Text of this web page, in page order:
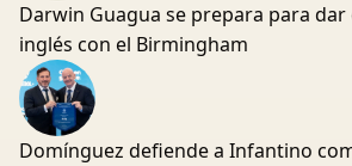
Darwin Guagua se prepara para
inglés con el Birmingham
Domínguez defiende a Infantino